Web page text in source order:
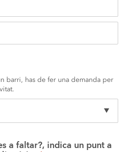
barri, has de fer una demanda per
a faltar?, indica un punt a